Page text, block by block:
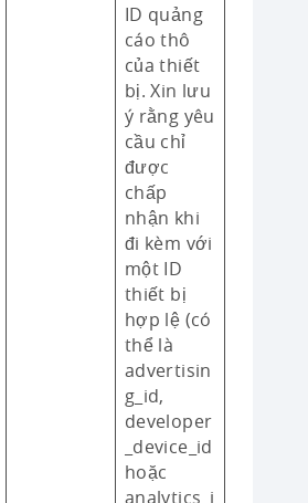
ID quảng
cáo thô
của thiết
bị. Xin lưu
ý rằng yêu
cầu chỉ
được
chấp
nhận khi
đi kèm với
một ID
thiết bị
hợp lệ (có
thể là
advertisin
g_id,
developer
_device_id
hoặc
analytics_i